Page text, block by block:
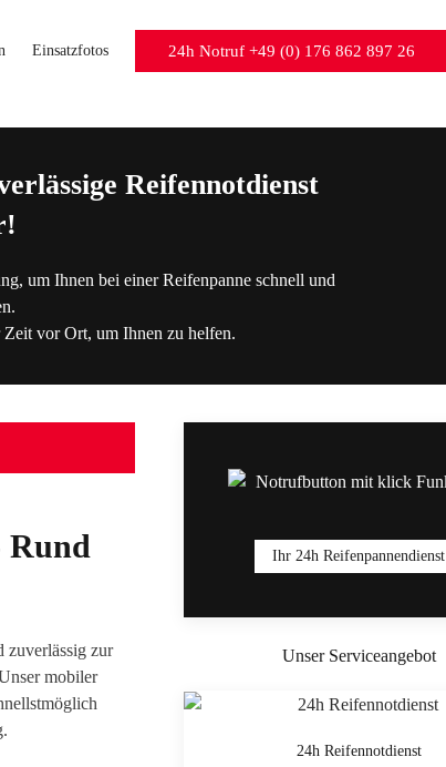
Einsatzfotos 24h Notruf +49 (0) 176 862 897 26
Reifennotdienst
um Ihnen bei einer Reifenpanne schnell und
vor Ort, um Ihnen zu helfen.
Rund
zuverlässig zur
mobiler
Ihr 24h Reifenpannendienst
Unser Serviceangebot
24h Reifennotdienst